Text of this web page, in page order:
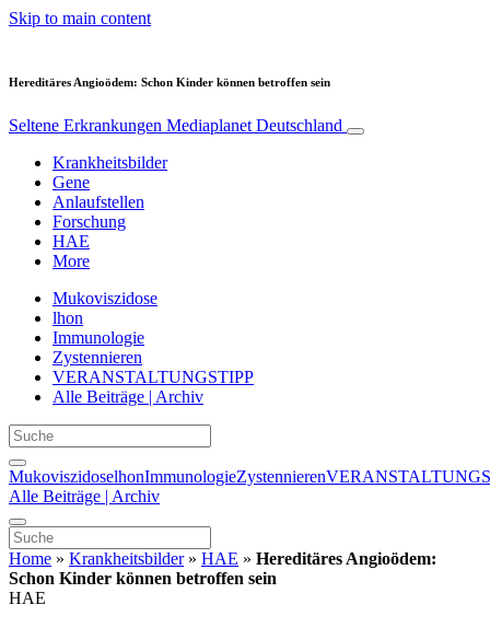
Skip to main content
Hereditäres Angioödem: Schon Kinder können betroffen sein
Seltene Erkrankungen Mediaplanet Deutschland
Krankheitsbilder
Gene
Anlaufstellen
Forschung
HAE
More
Mukoviszidose
lhon
Immunologie
Zystennieren
VERANSTALTUNGSTIPP
Alle Beiträge | Archiv
MukoviszidoselhonImmunologieZystennieren
Alle Beiträge | Archiv
Home » Krankheitsbilder» HAE » Hereditäres Angioödem:
Schon Kinder können betroffen sein
HAE